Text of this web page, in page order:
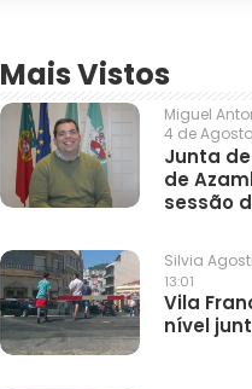
Mais Vistos
Miguel
4 de
Junta
de
sessão
Silvia
13:01
Vila
nível